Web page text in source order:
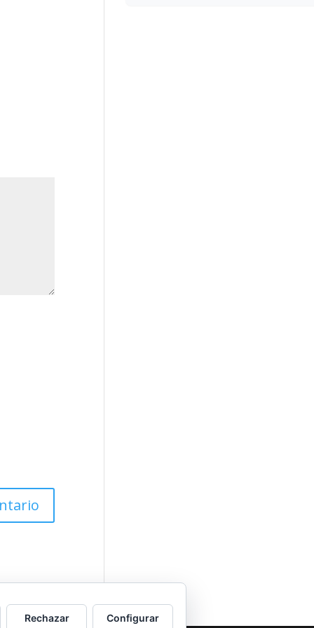
Rechazar Configurar